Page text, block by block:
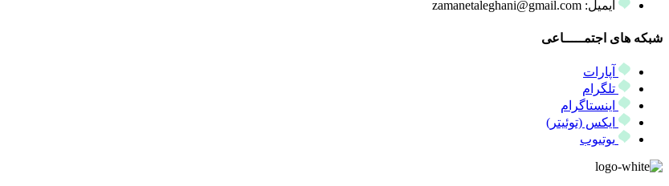
ایمیل: zamanetaleghani@gmail.com
شبکه های اجتمـــــاعی
آپارات
تلگرام
اینستاگرام
ایکس (توئیتر)
یوتیوب